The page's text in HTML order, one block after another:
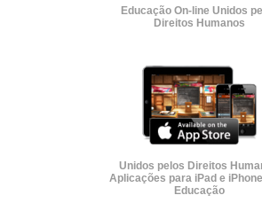
Educação On-line Unidos
Direitos Humanos
Unidos pelos Direitos
Aplicações para iPad e
Educação